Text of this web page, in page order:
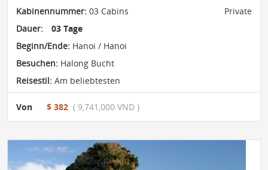
Kabinennummer: 03 Cabins
Private
Dauer:
03 Tage
Beginn/Ende: Hanoi / Hanoi
Besuchen: Halong Bucht
Reisestil: Am beliebtesten
Von $ 382 ( 9,741,000 VND )